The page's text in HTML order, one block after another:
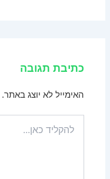
כתיבת תגובה
האימייל לא יוצג באתר.
כאן...